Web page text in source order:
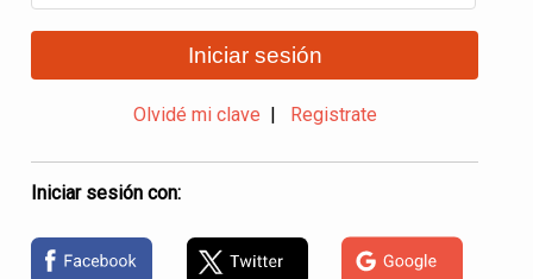
Iniciar sesión
Olvidé mi clave Registrate
Iniciar sesión con: